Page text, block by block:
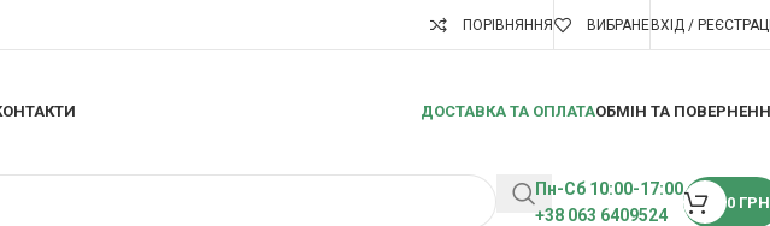
ПОРІВНЯННЯ ВИБРАНЕВХІД /
ДОСТАВКА ТА ОПЛАТАОБМІН ТА
Пн-Сб 10:00-17:00
+38 063 6409524
0 ГРН